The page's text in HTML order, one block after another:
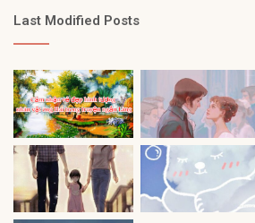
Last Modified Posts